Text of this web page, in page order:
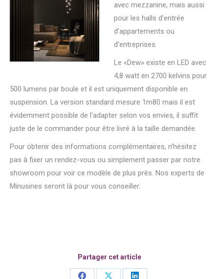
avec mezzanine, mais aussi
pour les halls d’entrée
d’appartements ou
d’entreprises.
Le «Dew» existe en LED avec
4,8 watt en 2700 kelvins pour
500 lumens par boule et il est uniquement disponible en
suspension. La version standard mesure 1m80 mais il est
évidemment possible de l’adapter selon vos envies, il suffit
juste de le commander pour être livré à la taille demandée.
Pour obtenir des informations complémentaires, n’hésitez
pas à fixer un rendez-vous ou simplement passer par notre
showroom pour voir ce modèle de plus près. Nos experts de
Minusines seront là pour vous conseiller.
Partager cet article